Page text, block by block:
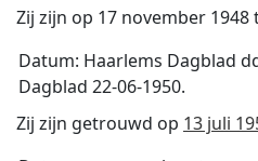
Zij zijn op 17 november 1948
Datum: Haarlems Dagblad
Dagblad 22-06-1950.
Zij zijn getrouwd op 13 juli